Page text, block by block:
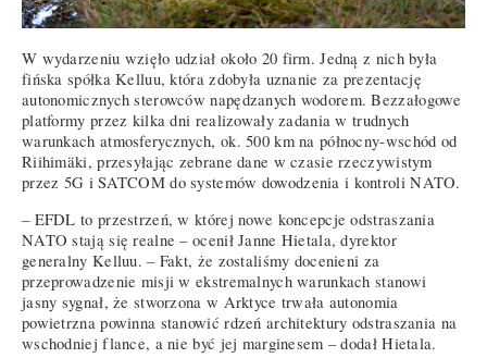
W wydarzeniu wzięło udział około 20 firm. Jedną z nich była
fińska spółka Kelluu, która zdobyła uznanie za prezentację
autonomicznych sterowców napędzanych wodorem. Bezzałogowe
platformy przez kilka dni realizowały zadania w trudnych
warunkach atmosferycznych, ok. 500 km na północny-wschód od
Riihimäki, przesyłając zebrane dane w czasie rzeczywistym
przez 5G i SATCOM do systemów dowodzenia i kontroli NATO.
– EFDL to przestrzeń, w której nowe koncepcje odstraszania
NATO stają się realne – ocenił Janne Hietala, dyrektor
generalny Kelluu. – Fakt, że zostaliśmy docenieni za
przeprowadzenie misji w ekstremalnych warunkach stanowi
jasny sygnał, że stworzona w Arktyce trwała autonomia
powietrzna powinna stanowić rdzeń architektury odstraszania na
wschodniej flance, a nie być jej marginesem – dodał Hietala.